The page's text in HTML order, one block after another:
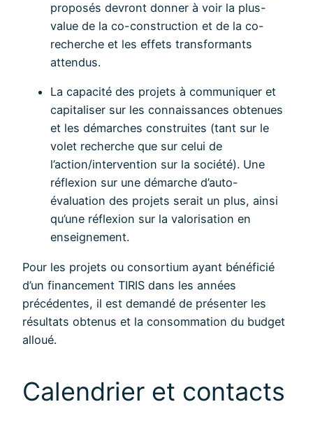
proposés devront donner à voir la plus-
value de la co-construction et de la co-
recherche et les effets transformants
attendus.
La capacité des projets à communiquer et
capitaliser sur les connaissances obtenues
et les démarches construites (tant sur le
volet recherche que sur celui de
l’action/intervention sur la société). Une
réflexion sur une démarche d’auto-
évaluation des projets serait un plus, ainsi
qu’une réflexion sur la valorisation en
enseignement.
Pour les projets ou consortium ayant bénéficié
d’un financement TIRIS dans les années
précédentes, il est demandé de présenter les
résultats obtenus et la consommation du budget
alloué.
Calendrier et contacts